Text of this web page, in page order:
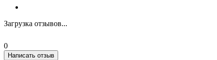
Загрузка отзывов...
0
Написать отзыв